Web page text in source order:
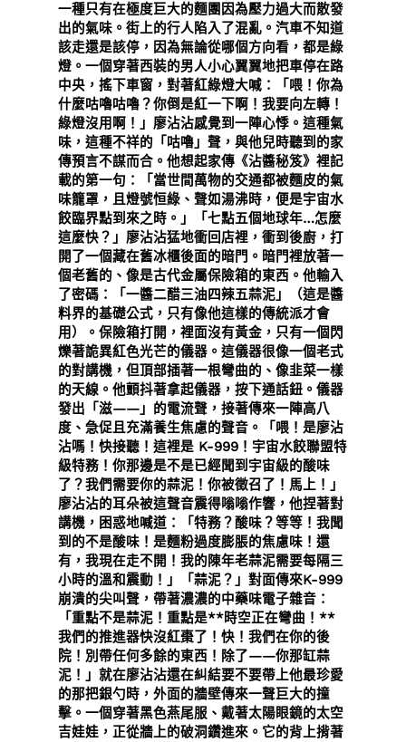
一種只有在極度巨大的麵團因為壓力過大而散發
出的氣味。街上的行人陷入了混亂。汽車不知道
該走還是該停，因為無論從哪個方向看，都是綠
燈。一個穿著西裝的男人小心翼翼地把車停在路
中央，搖下車窗，對著紅綠燈大喊：「喂！你為
什麼咕嚕咕嚕？你倒是紅一下啊！我要向左轉！
綠燈沒用啊！」廖沾沾感覺到一陣心悸。這種氣
味，這種不祥的「咕嚕」聲，與他兒時聽到的家
傳預言不謀而合。他想起家傳《沾醬秘笈》裡記
載的第一句：「當世間萬物的交通都被麵皮的氣
味籠罩，且燈號恒綠、聲如湯沸時，便是宇宙水
餃臨界點到來之時。」「七點五個地球年…怎麼
這麼快？」廖沾沾猛地衝回店裡，衝到後廚，打
開了一個藏在舊冰櫃後面的暗門。暗門裡放著一
個老舊的、像是古代金屬保險箱的東西。他輸入
了密碼：「一醬二醋三油四辣五蒜泥」（這是醬
料界的基礎公式，只有像他這樣的傳統派才會
用）。保險箱打開，裡面沒有黃金，只有一個閃
爍著詭異紅色光芒的儀器。這儀器很像一個老式
的對講機，但頂部插著一根彎曲的、像韭菜一樣
的天線。他顫抖著拿起儀器，按下通話鈕。儀器
發出「滋——」的電流聲，接著傳來一陣高八
度、急促且充滿養生焦慮的聲音。「喂！是廖沾
沾嗎！快接聽！這裡是 K-999！宇宙水餃聯盟特
級特務！你那邊是不是已經聞到宇宙級的酸味
了？我們需要你的蒜泥！你被徵召了！馬上！」
廖沾沾的耳朵被這聲音震得嗡嗡作響，他捏著對
講機，困惑地喊道：「特務？酸味？等等！我聞
到的不是酸味！是麵粉過度膨脹的焦慮味！還
有，我現在走不開！我的陳年老蒜泥需要每隔三
小時的溫和震動！」「蒜泥？」對面傳來K-999
崩潰的尖叫聲，帶著濃濃的中藥味電子雜音：
「重點不是蒜泥！重點是**時空正在彎曲！**
我們的推進器快沒紅棗了！快！我們在你的後
院！別帶任何多餘的東西！除了——你那缸蒜
泥！」就在廖沾沾還在糾結要不要帶上他最珍愛
的那把銀勺時，外面的牆壁傳來一聲巨大的撞
擊。一個穿著黑色燕尾服、戴著太陽眼鏡的太空
吉娃娃，正從牆上的破洞鑽進來。它的背上揹著